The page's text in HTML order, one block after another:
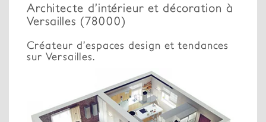
Architecte d’intérieur et décoration à
Versailles (78000)
Créateur d’espaces design et tendances
sur Versailles.